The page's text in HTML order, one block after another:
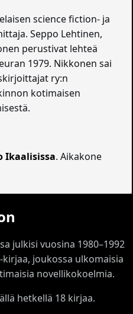
science fiction- ja
Seppo Lehtinen,
perustivat lehteä
1979. Nikkonen sai
ry:n
kotimaisen
Ikaalisissa. Aikakone
julkisi vuosina 1980–1992
joukossa ulkomaisia
novellikokoelmia.
hetkellä 18 kirjaa.